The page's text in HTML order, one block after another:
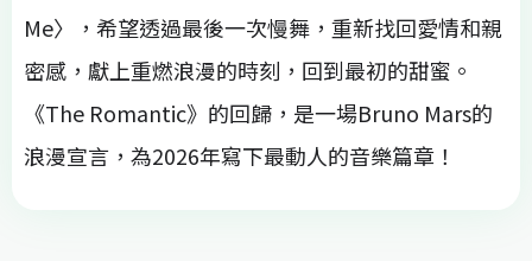
Me〉，希望透過最後一次慢舞，重新找回愛情和親
密感，獻上重燃浪漫的時刻，回到最初的甜蜜。
《The Romantic》的回歸，是一場Bruno Mars的
浪漫宣言，為2026年寫下最動人的音樂篇章！